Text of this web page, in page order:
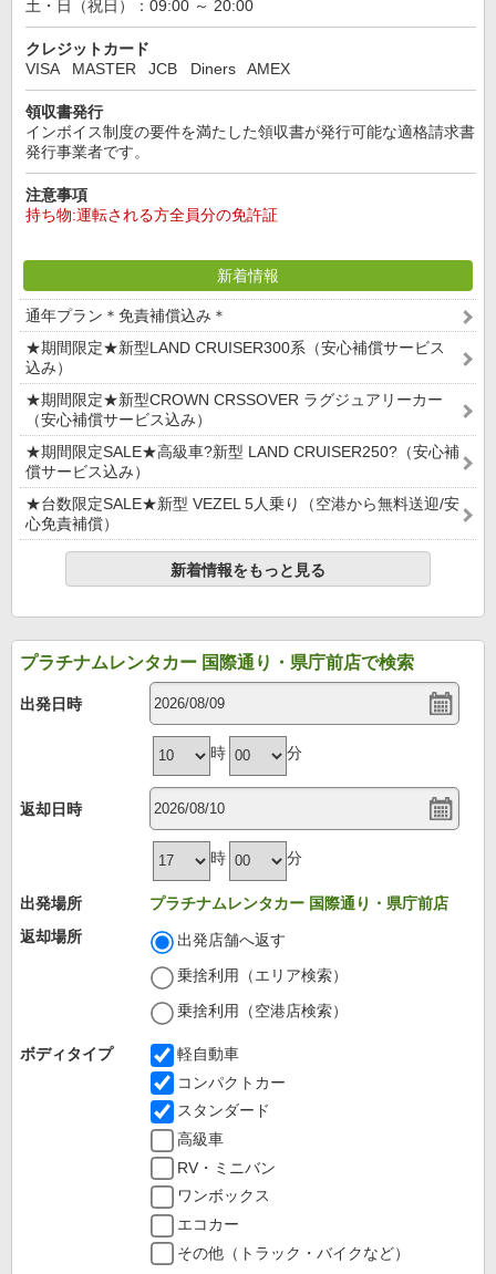
土・日（祝日）：09:00 ～ 20:00
クレジットカード
VISA
MASTER JCB Diners AMEX
領収書発行
インボイス制度の要件を満たした領収書が発行可能な適格請求書
発行事業者です。
注意事項
持ち物:運転される方全員分の免許証
新着情報
通年プラン＊免責補償込み＊
★期間限定★新型LAND CRUISER300系（安心補償サービス
込み）
★期間限定★新型CROWN CRSSOVER ラグジュアリーカー
（安心補償サービス込み）
★期間限定SALE★高級車?新型 LAND CRUISER250?（安心補
償サービス込み）
★台数限定SALE★新型 VEZEL 5人乗り（空港から無料送迎/安
心免責補償）
新着情報をもっと見る
プラチナムレンタカー 国際通り・県庁前店で検索
出発日時
時 分
返却日時
時 分
出発場所
プラチナムレンタカー 国際通り・県庁前店
返却場所
出発店舗へ返す
乗捨利用（エリア検索）
乗捨利用（空港店検索）
ボディタイプ
軽自動車
コンパクトカー
スタンダード
高級車
RV・ミニバン
ワンボックス
エコカー
その他（トラック・バイクなど）